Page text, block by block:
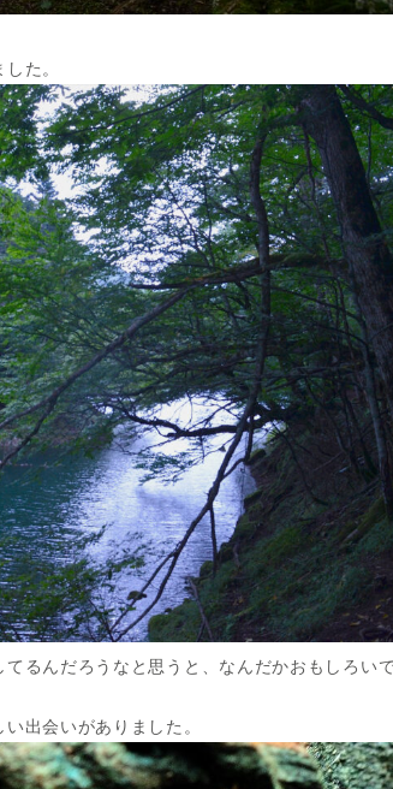
た。
るんだろうなと思うと、なんだかおもしろい
出会いがありました。